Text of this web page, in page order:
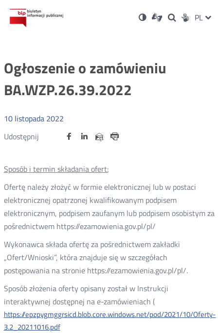
Ustawienia
Wersja
kontrastowa
Dla
niesłyszących
OtwórzOtwórz
w
Otwórz
w
Social PL
Ogłoszenie o zamówieniu
BA.WZP.26.39.2022
10 listopada 2022
Udostępnij
Udostępnij
Otwórz Udostępnij
na
OtwórzUdostępnij
na
OtwórzUdostępnij
przez
Sposób i termin składania ofert:
Ofertę należy złożyć w formie elektronicznej lub w postaci
elektronicznej opatrzonej kwalifikowanym podpisem
elektronicznym, podpisem zaufanym lub podpisem osobistym za
pośrednictwem https://ezamowienia.gov.pl/pl/
Wykonawca składa ofertę za pośrednictwem zakładki
„Ofert/Wnioski”, która znajduje się w szczegółach
postępowania na stronie https://ezamowienia.gov.pl/pl/.
Sposób złożenia oferty opisany został w Instrukcji
interaktywnej dostępnej na e-zamówieniach (
https://epzpygmggrsicd.blob.core.windows.net/pod/2021/10/Oferty-
3.2_20211016.pdf